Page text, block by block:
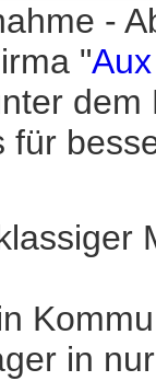
-
"
dem
für
in